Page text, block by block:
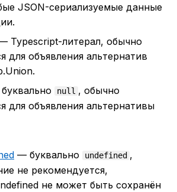
JSON-сериализуемые данные
Typescript-литерал, обычно
для объявления альтернатив
null , обычно
для объявления альтернативы
— буквально undefined ,
не рекомендуется,
не может быть сохранён